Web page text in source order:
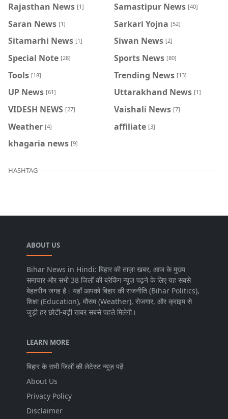
Rajasthan News [1] Samastipur News [40]
Saran News [1] Sarkari Yojna [52]
Sitamarhi News [1] Siwan News [2]
Special Note [28] Sports News [80]
Tools [18] Trending News [13]
UP News [61] Uttarakhand News [1]
VIDESH NEWS [27] Vaishali News [7]
Weather [4] affiliate [3]
khagaria news [9]
HASHTAG
ABOUT US
Bihar News in Hindi: बिहार की ताज़ा खबर, आज के मुख्य
समाचार और सभी 38 जिलों की ब्रेकिंग न्यूज़ पढ़ने के लिए यह सबसे
बेहतरीन जगह है। यहाँ आपको बिहार की राजनीति (Bihar Politics),
शिक्षा (Education), मौसम (Weather), रोजगार, और क्राइम से
जुड़ी हर छोटी-बड़ी खबर सबसे पहले मिलेगी।
LEARN MORE
बिहार के सभी जिलों की लेटेस्ट न्यूज़ पढ़ें
About Us
Privacy Policy
Disclaimer